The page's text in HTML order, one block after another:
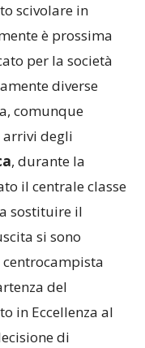
scivolare in
è prossima
per la società
diverse
comunque
arrivi degli
, durante la
il centrale classe
sostituire il
si sono
del
in Eccellenza al
di